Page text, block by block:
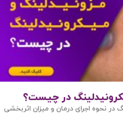
در چیست؟
در نحوه اجرای درمان و میزان اثربخشی